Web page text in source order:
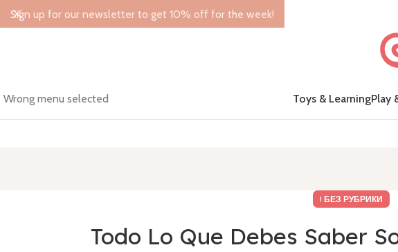
Wrong menu selected Toys & LearningPlay
! БЕЗ РУБРИКИ
Todo Lo Que Debes Saber
Sign up for our newsletter to get 10% off for the week!